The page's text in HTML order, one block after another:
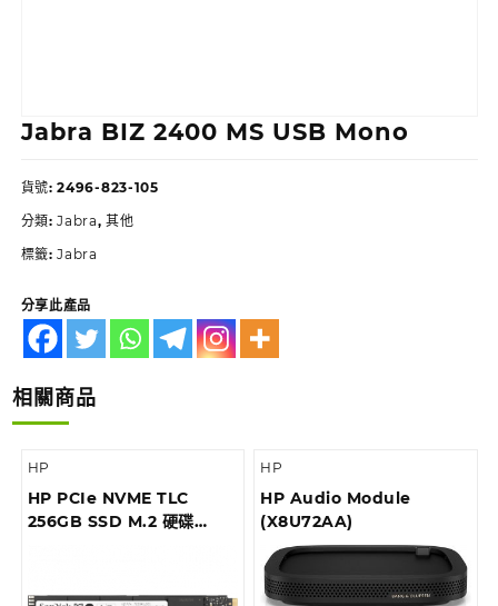
Jabra BIZ 2400 MS USB Mono
貨號:2496-823-105
分類:Jabra,其他
標籤:Jabra
分享此產品
相關商品
HP
HP PCIe NVME TLC
256GB SSD M.2 硬碟
HP
HP Audio Module
(X8U72AA)